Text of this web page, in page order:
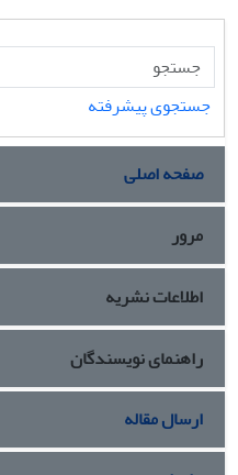
جستجوی پیشرفته
صفحه اصلی
مرور
اطلاعات نشریه
راهنمای نویسندگان
ارسال مقاله